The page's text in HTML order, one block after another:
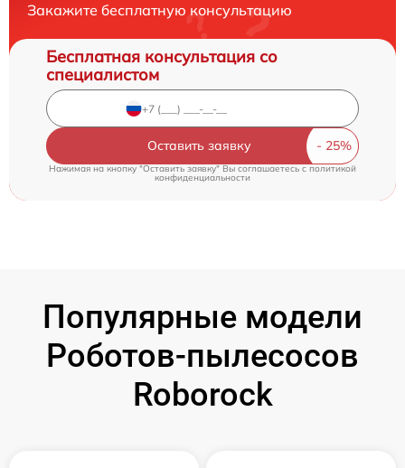
Закажите бесплатную консультацию
Бесплатная консультация со
специалистом
Оставить заявку
Нажимая на кнопку "Оставить заявку" Вы соглашаетесь c политикой
конфиденциальности
Популярные модели
Роботов-пылесосов
Roborock